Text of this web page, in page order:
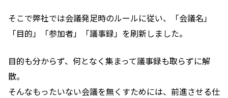
そこで弊社では会議発足時のルールに従い、「会議名」
「目的」「参加者」「議事録」を刷新しました。
目的も分からず、何となく集まって議事録も取らずに解
散。
そんなもったいない会議を無くすためには、前進させる仕